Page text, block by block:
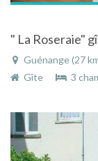
Guénange (27
Gîte
3